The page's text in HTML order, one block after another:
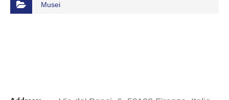
Musei